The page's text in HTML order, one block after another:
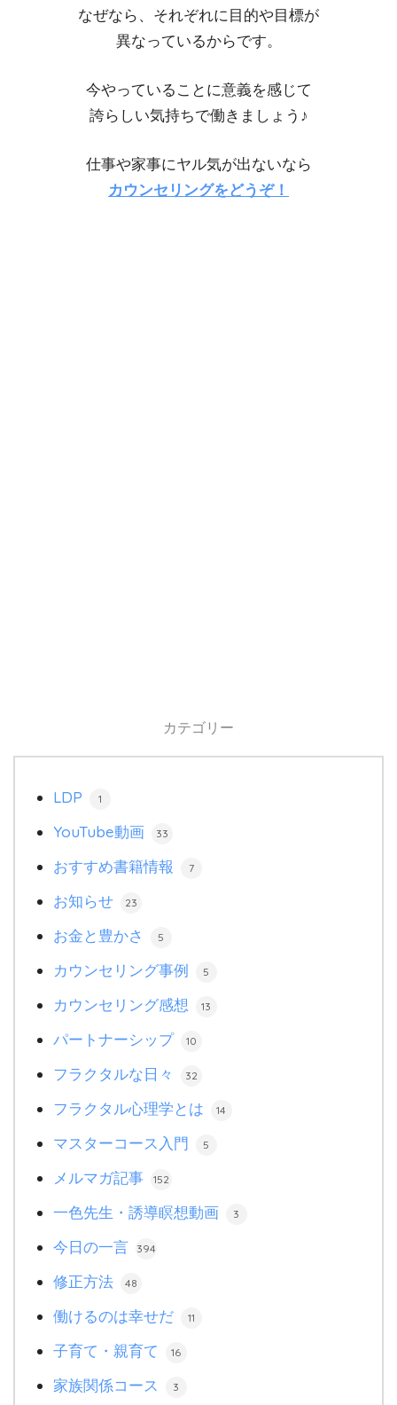
なぜなら、それぞれに目的や目標が
異なっているからです。
今やっていることに意義を感じて
誇らしい気持ちで働きましょう♪
仕事や家事にヤル気が出ないなら
カウンセリングをどうぞ！
カテゴリー
LDP 1
YouTube動画 33
おすすめ書籍情報 7
お知らせ 23
お金と豊かさ 5
カウンセリング事例 5
カウンセリング感想 13
パートナーシップ 10
フラクタルな日々 32
フラクタル心理学とは 14
マスターコース入門 5
メルマガ記事 152
一色先生・誘導瞑想動画 3
今日の一言 394
修正方法 48
働けるのは幸せだ 11
子育て・親育て 16
家族関係コース 3